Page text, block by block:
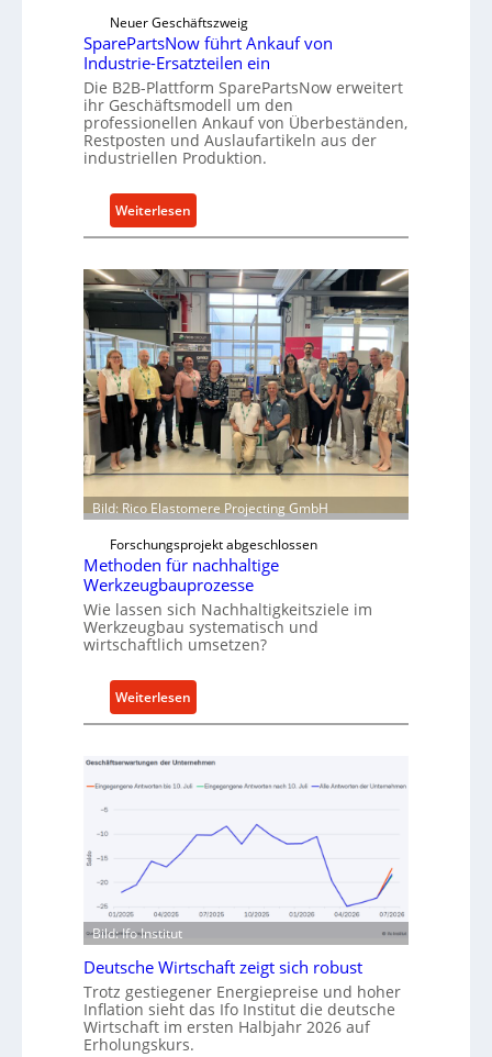
e
k
t
e
A
n
t
e
e
i
c
k
e
l
t
X
-
l
a
t
f
o
r
m
w
i
e
r
Neuer Geschäftszweig
SparePartsNow führt Ankauf von
Industrie-Ersatzteilen ein
Die B2B-Plattform SparePartsNow erweitert
ihr Geschäftsmodell um den
professionellen Ankauf von Überbeständen,
Restposten und Auslaufartikeln aus der
industriellen Produktion.
Weiterlesen
S
a
r
P
a
r
t
s
N
w
ü
h
t
A
a
f
v
n
u
s
t
r
i
Bild: Rico Elastomere Projecting GmbH
Forschungsprojekt abgeschlossen
Methoden für nachhaltige
Werkzeugbauprozesse
Wie lassen sich Nachhaltigkeitsziele im
Werkzeugbau systematisch und
wirtschaftlich umsetzen?
Weiterlesen
M
t
h
d
ü
r
n
a
c
Bild: Ifo Institut
Deutsche Wirtschaft zeigt sich robust
Trotz gestiegener Energiepreise und hoher
Inflation sieht das Ifo Institut die deutsche
Wirtschaft im ersten Halbjahr 2026 auf
Erholungskurs.